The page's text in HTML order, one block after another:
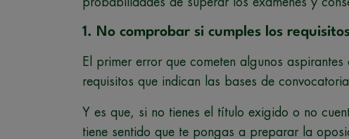
1. No comprobar si cumples los
El primer error que cometen algunos
requisitos que indican las bases de
Y es que, si no tienes el título exigido o no
tiene sentido que te pongas a preparar la